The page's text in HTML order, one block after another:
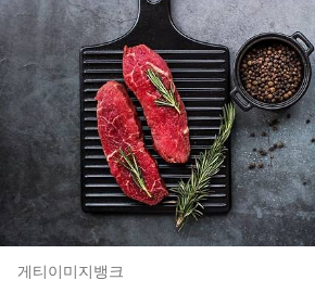
게티이미지뱅크